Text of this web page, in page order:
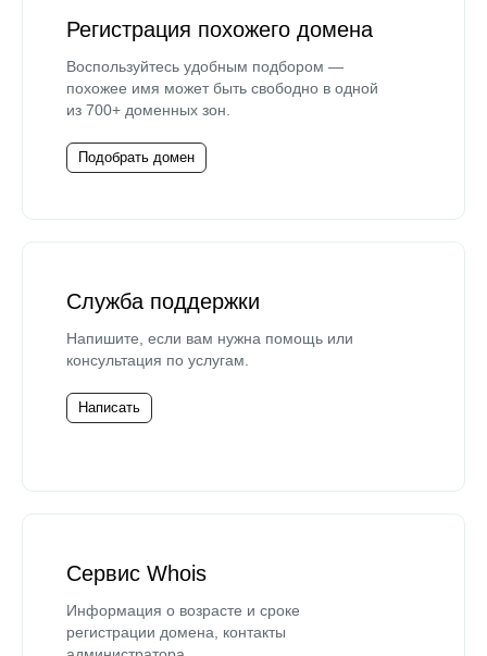
Регистрация похожего домена
Воспользуйтесь удобным подбором —
похожее имя может быть свободно в одной
из 700+ доменных зон.
Подобрать домен
Служба поддержки
Напишите, если вам нужна помощь или
консультация по услугам.
Написать
Сервис Whois
Информация о возрасте и сроке
регистрации домена, контакты